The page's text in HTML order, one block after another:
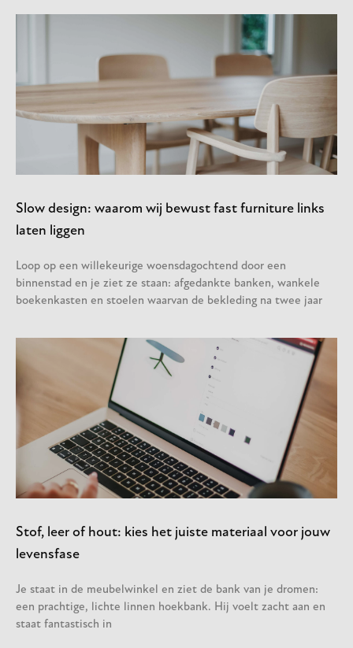
Slow design: waarom wij bewust fast furniture links
laten liggen
Loop op een willekeurige woensdagochtend door een
binnenstad en je ziet ze staan: afgedankte banken, wankele
boekenkasten en stoelen waarvan de bekleding na twee jaar
Stof, leer of hout: kies het juiste materiaal voor jouw
levensfase
Je staat in de meubelwinkel en ziet de bank van je dromen:
een prachtige, lichte linnen hoekbank. Hij voelt zacht aan en
staat fantastisch in